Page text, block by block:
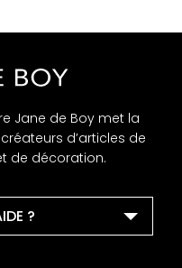
Jane de Boy met la
d’articles de
de décoration.
?